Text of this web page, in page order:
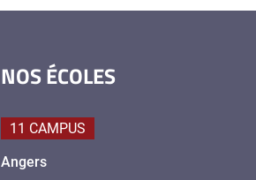
NOS ÉCOLES
11 CAMPUS
Angers